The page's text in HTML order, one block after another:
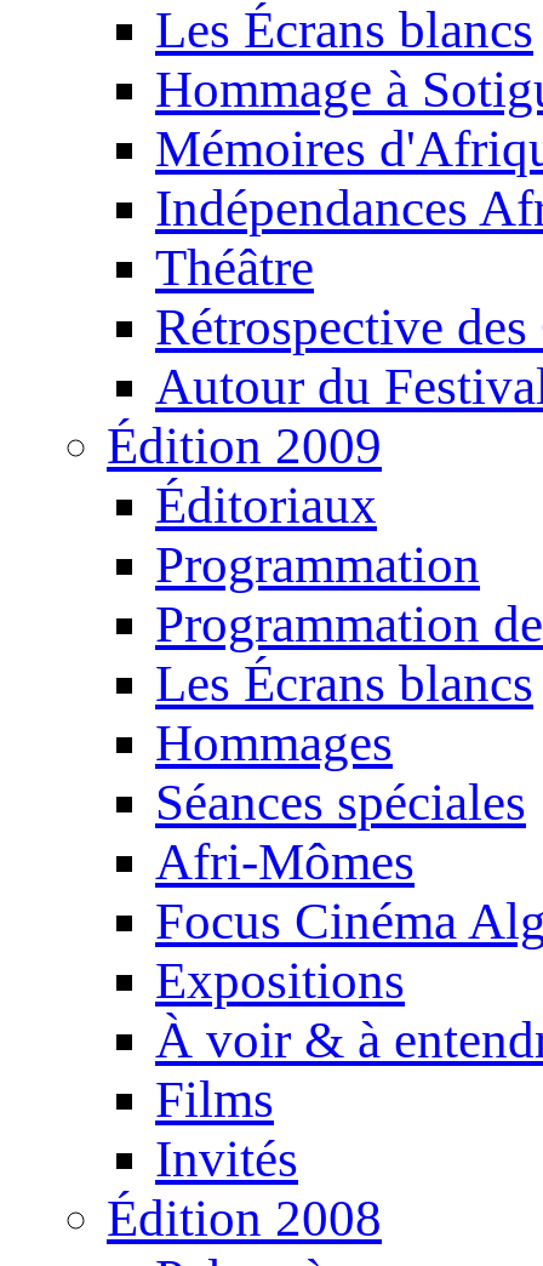
Les Écrans blancs
Hommage à
Mémoires
Indépendances
Théâtre
Rétrospective
Autour du
Édition 2009
Éditoriaux
Programmation
Programmation
Les Écrans blancs
Hommages
Séances spéciales
Afri-Mômes
Focus Cinéma
Expositions
À voir & à
Films
Invités
Édition 2008